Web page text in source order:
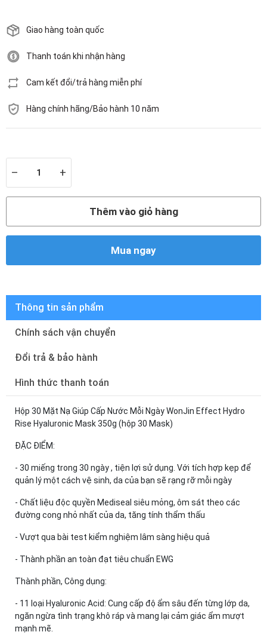
Giao hàng toàn quốc
Thanh toán khi nhận hàng
Cam kết đổi/trả hàng miễn phí
Hàng chính hãng/Bảo hành 10 năm
– +
Thêm vào giỏ hàng
Mua ngay
Thông tin sản phẩm
Chính sách vận chuyển
Đổi trả & bảo hành
Hình thức thanh toán
Hộp 30 Mặt Nạ Giúp Cấp Nước Mỗi Ngày WonJin Effect Hydro
Rise Hyaluronic Mask 350g (hộp 30 Mask)
ĐẶC ĐIỂM:
- 30 miếng trong 30 ngày , tiện lợi sử dụng. Với tích hợp kẹp để
quản lý một cách vệ sinh, da của bạn sẽ rạng rỡ mỗi ngày
- Chất liệu độc quyền Mediseal siêu mỏng, ôm sát theo các
đường cong nhỏ nhất của da, tăng tính thẩm thấu
- Vượt qua bài test kiểm nghiệm lâm sàng hiệu quả
- Thành phần an toàn đạt tiêu chuẩn EWG
Thành phần, Công dụng:
- 11 loại Hyaluronic Acid: Cung cấp độ ẩm sâu đến từng lớp da,
ngăn ngừa tình trạng khô ráp và mang lại cảm giác ẩm mượt
mạnh mẽ.